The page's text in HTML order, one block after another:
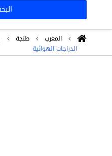
المغرب طنجة
الدراجات الهوائية